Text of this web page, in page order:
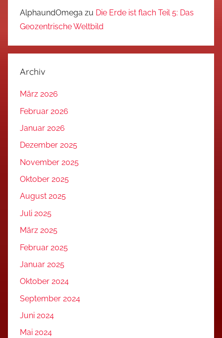
AlphaundOmega zu Die Erde ist flach Teil 5: Das
Geozentrische Weltbild
Archiv
März 2026
Februar 2026
Januar 2026
Dezember 2025
November 2025
Oktober 2025
August 2025
Juli 2025
März 2025
Februar 2025
Januar 2025
Oktober 2024
September 2024
Juni 2024
Mai 2024